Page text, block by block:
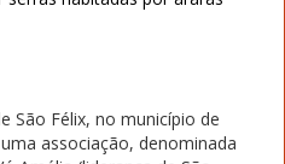
São Félix, no município de
associação, denominada